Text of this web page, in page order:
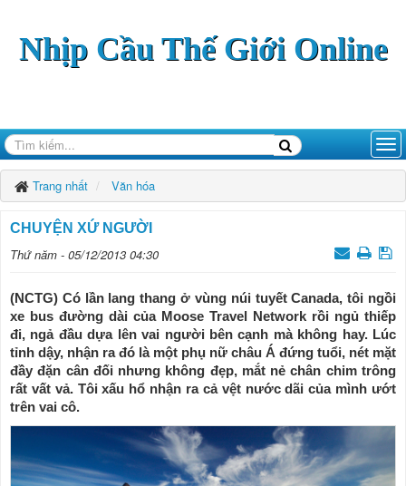
Nhịp Cầu Thế Giới Online
Trang nhất Văn hóa
CHUYỆN XỨ NGƯỜI
Thứ năm - 05/12/2013 04:30
(NCTG) Có lần lang thang ở vùng núi tuyết Canada, tôi ngồi
xe bus đường dài của Moose Travel Network rồi ngủ thiếp
đi, ngả đầu dựa lên vai người bên cạnh mà không hay. Lúc
tỉnh dậy, nhận ra đó là một phụ nữ châu Á đứng tuổi, nét mặt
đầy đặn cân đối nhưng không đẹp, mắt nẻ chân chim trông
rất vất vả. Tôi xấu hổ nhận ra cả vệt nước dãi của mình ướt
trên vai cô.